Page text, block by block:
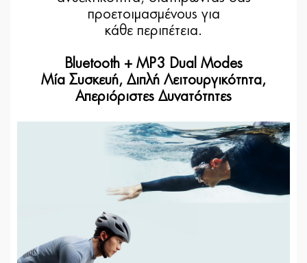
προετοιμασμένους για
κάθε περιπέτεια.
Bluetooth + MP3 Dual Modes
Μία Συσκευή, Διπλή Λειτουργικότητα,
Απεριόριστες Δυνατότητες